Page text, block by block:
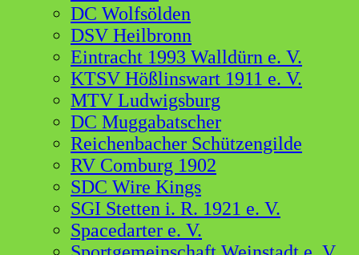
DC Wolfsölden
DSV Heilbronn
Eintracht 1993 Walldürn e. V.
KTSV Hößlinswart 1911 e. V.
MTV Ludwigsburg
DC Muggabatscher
Reichenbacher Schützengilde
RV Comburg 1902
SDC Wire Kings
SGI Stetten i. R. 1921 e. V.
Spacedarter e. V.